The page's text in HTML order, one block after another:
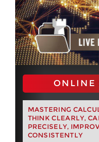
ONLINE
MASTERING
THINK CLEARLY,
PRECISELY,
CONSISTENTLY